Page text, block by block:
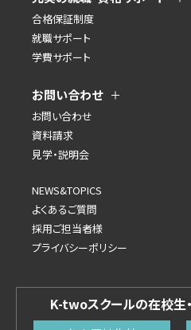
お問い合わせ
お問い合わせ
資料請求
見学・説明会
合格保証制度
就職サポート
学費サポート
NEWS&TOPICS
よくあるご質問
採用ご担当者様
プライバシーポリシー
K-twoスクールの在校生